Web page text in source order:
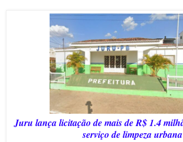
Juru lança licitação de mais de R$ 1.4
serviço de limpeza urbana